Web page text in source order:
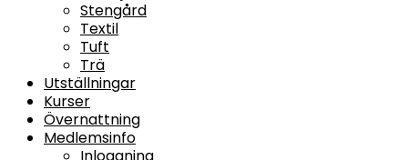
Stengård
Textil
Tuft
Trä
Utställningar
Kurser
Övernattning
Medlemsinfo